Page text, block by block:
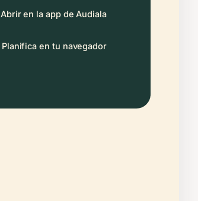
Abrir en la app de Audiala
Planifica en tu navegador